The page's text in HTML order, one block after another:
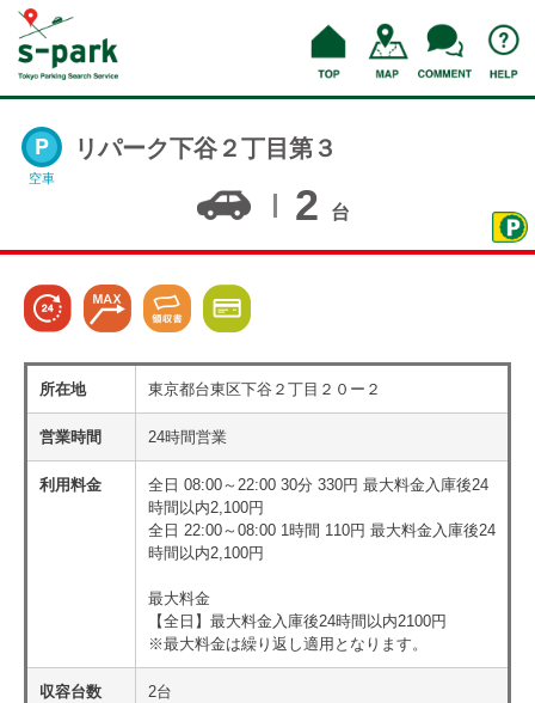
空車
リパーク下谷２丁目第３
2 台
所在地 東京都台東区下谷２丁目２０ー２
営業時間 24時間営業
利用料金
全日 08:00～22:00 30分 330円 最大料金入庫後24
時間以内2,100円
全日 22:00～08:00 1時間 110円 最大料金入庫後24
時間以内2,100円
最大料金
【全日】最大料金入庫後24時間以内2100円
※最大料金は繰り返し適用となります。
収容台数 2台